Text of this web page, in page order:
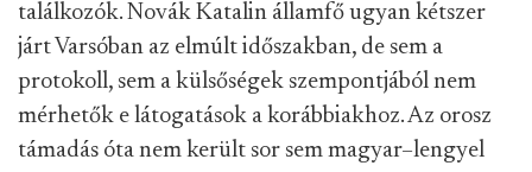
találkozók. Novák Katalin államfő ugyan kétszer
járt Varsóban az elmúlt időszakban, de sem a
protokoll, sem a külsőségek szempontjából nem
mérhetők e látogatások a korábbiakhoz. Az orosz
támadás óta nem került sor sem magyar–lengyel